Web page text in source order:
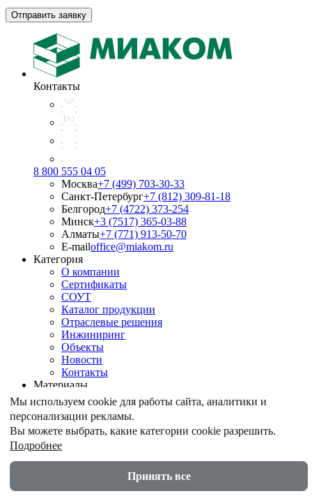
Отправить заявку
Контакты
8 800 555 04 05
Москва+7 (499) 703-30-33
Санкт-Петербург+7 (812) 309-81-18
Белгород+7 (4722) 373-254
Минск+3 (7517) 365-03-88
Алматы+7 (771) 913-50-70
E-mailoffice@miakom.ru
Категория
О компании
Сертификаты
СОУТ
Каталог продукции
Отраслевые решения
Инжиниринг
Объекты
Новости
Контакты
Материалы
Армирование грунтов
Армирование асфальтобетона
Геомембрана
Шпунт ПВХ
Дренажные геокомпозиты
Противоэрозионные маты
Акустические экраны
Мы используем cookie для работы сайта, аналитики и
персонализации рекламы.
Вы можете выбрать, какие категории cookie разрешить.
Подробнее
Принять все